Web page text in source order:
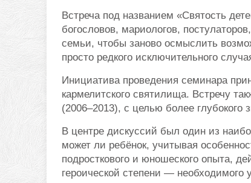
Встреча под названием «Святость
богословов, мариологов,
семьи, чтобы заново осмыслить
просто редкого исключительного
Инициатива проведения семинара
кармелитского святилища. Встречу
(2006–2013), с целью более глубокого
В центре дискуссий был один из
может ли ребёнок, учитывая
подросткового и юношеского опыта,
героической степени —